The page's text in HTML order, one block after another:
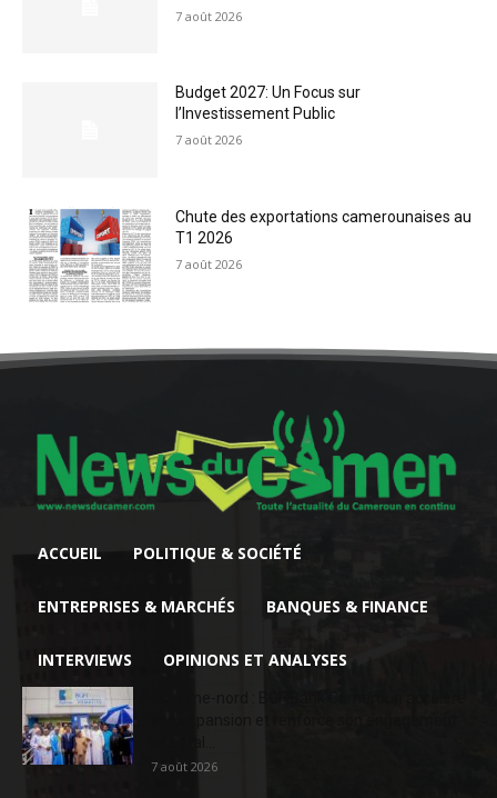
7 août 2026
Budget 2027: Un Focus sur
l’Investissement Public
7 août 2026
Chute des exportations camerounaises au
T1 2026
7 août 2026
ACCUEIL POLITIQUE & SOCIÉTÉ
ENTREPRISES & MARCHÉS BANQUES & FINANCE
INTERVIEWS OPINIONS ET ANALYSES
7 août 2026